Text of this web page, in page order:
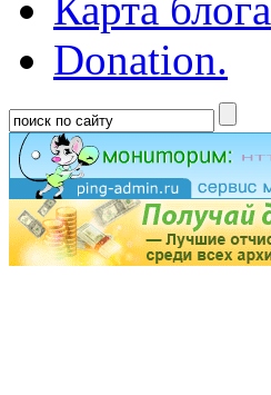
Donation.